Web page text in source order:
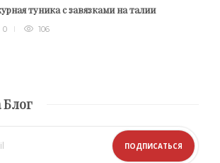
туника с завязками на талии
0 106
Блог